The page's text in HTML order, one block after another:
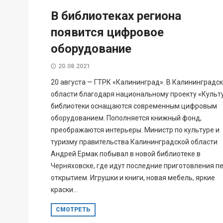
В библиотеках региона
появится цифровое
оборудование
20.08.2021
20 августа — ГТРК «Калининград». В
области благодаря национальному проекту
библиотеки оснащаются современным цифровым
оборудованием. Пополняется книжный фонд,
преображаются интерьеры. Министр по культуре и
туризму правительства Калининградской области
Андрей Ермак побывал в новой библиотеке в
Черняховске, где идут последние приготовления
открытием. Игрушки и книги, новая мебель, яркие
краски...
СМОТРЕТЬ